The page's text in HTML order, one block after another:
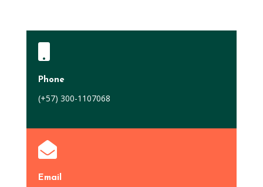
Phone
(+57) 300-1107068

Email